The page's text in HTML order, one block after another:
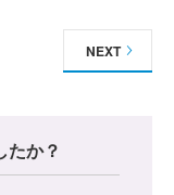
NEXT
たか？